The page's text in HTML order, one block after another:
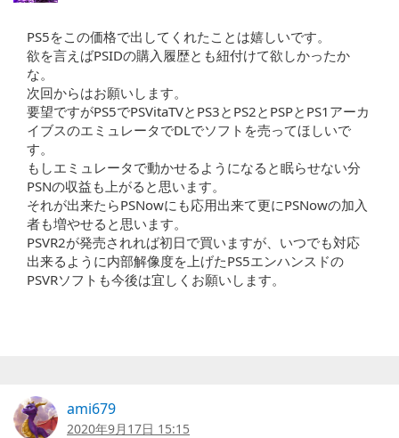
PS5をこの価格で出してくれたことは嬉しいです。
欲を言えばPSIDの購入履歴とも紐付けて欲しかったか
な。
次回からはお願いします。
要望ですがPS5でPSVitaTVとPS3とPS2とPSPとPS1アーカ
イブスのエミュレータでDLでソフトを売ってほしいで
す。
もしエミュレータで動かせるようになると眠らせない分
PSNの収益も上がると思います。
それが出来たらPSNowにも応用出来て更にPSNowの加入
者も増やせると思います。
PSVR2が発売されれば初日で買いますが、いつでも対応
出来るように内部解像度を上げたPS5エンハンスドの
PSVRソフトも今後は宜しくお願いします。
ami679
2020年9月17日 15:15